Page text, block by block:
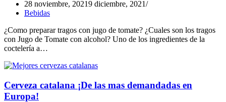
28 noviembre, 20219 diciembre, 2021
Bebidas
¿Como preparar tragos con jugo de tomate? ¿Cuales son los tragos
con Jugo de Tomate con alcohol? Uno de los ingredientes de la
coctelería a…
Cerveza catalana ¡De las mas demandadas en
Europa!